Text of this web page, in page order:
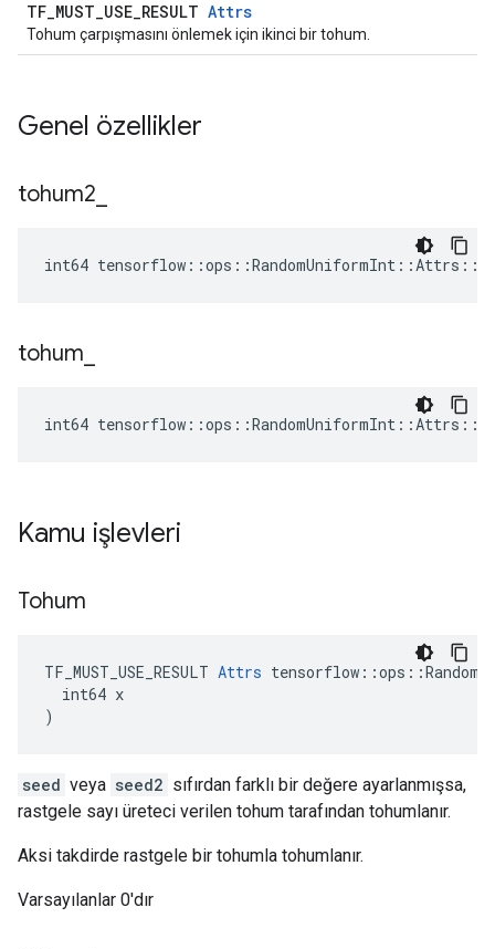
TF_MUST_USE_RESULT Attrs
Tohum çarpışmasını önlemek için ikinci bir tohum.
Genel özellikler
tohum2
int64
tohum
int64
Kamu işlevleri
Tohum
TF_MUST_USE_RESULT Attrs
  int64 x
)
seed veya seed2 sıfırdan farklı bir değere ayarlanmışsa,
rastgele sayı üreteci verilen tohum tarafından tohumlanır.
Aksi takdirde rastgele bir tohumla tohumlanır.
Varsayılanlar 0'dır